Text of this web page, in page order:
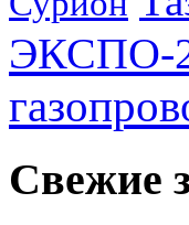
ЭКСПО-
Свежие